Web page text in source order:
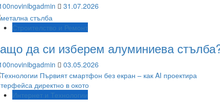
31.07.2026
Строителство и Ремонт
да си изберем алуминиева
03.05.2026
Интернет и Технологии